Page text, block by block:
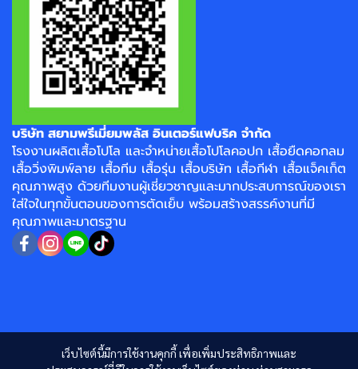
เว็บไซต์นี้มีการใช้งานคุกกี้ เพื่อเพิ่มประสิทธิภาพและ
บริษัท สยามพรีเมี่ยมพลัส อินเตอร์แฟบริค จำกัด
โรงงานผลิตเสื้อโปโล และจำหน่ายเสื้อโปโลคอปก เสื้อยืดคอกลม
เสื้อวิ่งพิมพ์ลาย เสื้อทีม เสื้อรุ่น เสื้อบริษัท เสื้อกีฬา เสื้อแจ็คเก็ต
คุณภาพสูง ด้วยทีมงานผู้เชี่ยวชาญและมากประสบการณ์ของเรา
ใส่ใจในทุกขั้นตอนของการตัดเย็บ พร้อมสร้างสรรค์งานที่มี
คุณภาพและมาตรฐาน